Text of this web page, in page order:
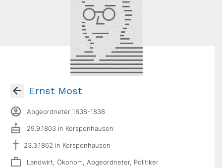
Ernst Most
Abgeordneter 1838-1838
29.9.1803 in Kerspenhausen
23.3.1862 in Kerspenhausen
Landwirt, Ökonom, Abgeordneter, Politiker